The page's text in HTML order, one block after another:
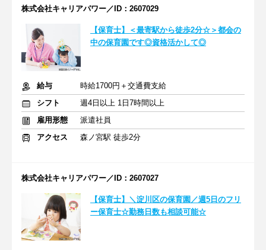
株式会社キャリアパワー／ID：2607029
【保育士】＜最寄駅から徒歩2分☆＞都会の
中の保育園です◎資格活かして◎
給与
時給1700円＋交通費支給
シフト
週4日以上 1日7時間以上
雇用形態
派遣社員
アクセス
森ノ宮駅 徒歩2分
株式会社キャリアパワー／ID：2607027
【保育士】＼淀川区の保育園／週5日のフリ
ー保育士☆勤務日数も相談可能☆